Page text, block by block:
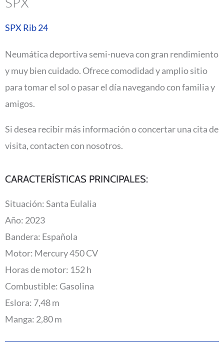
SPX Rib 24
Neumática deportiva semi-nueva con gran rendimiento
y muy bien cuidado. Ofrece comodidad y amplio sitio
para tomar el sol o pasar el día navegando con familia y
amigos.
Si desea recibir más información o concertar una cita de
visita, contacten con nosotros.
CARACTERÍSTICAS PRINCIPALES:
Situación: Santa Eulalia
Año: 2023
Bandera: Española
Motor: Mercury 450 CV
Horas de motor: 152 h
Combustible: Gasolina
Eslora: 7,48 m
Manga: 2,80 m